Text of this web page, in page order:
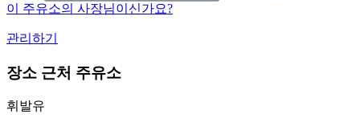
이 주유소의 사장님이신가요?
관리하기
장소 근처 주유소
휘발유